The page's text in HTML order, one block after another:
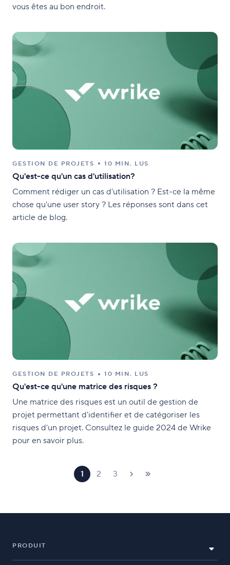
vous êtes au bon endroit.
GESTION DE PROJETS 10 MIN. LUS
Qu'est-ce qu'un cas d'utilisation?
Comment rédiger un cas d'utilisation ? Est-ce la même
chose qu'une user story ? Les réponses sont dans cet
article de blog.
GESTION DE PROJETS 10 MIN. LUS
Qu'est-ce qu'une matrice des risques ?
Une matrice des risques est un outil de gestion de
projet permettant d'identifier et de catégoriser les
risques d'un projet. Consultez le guide 2024 de Wrike
pour en savoir plus.
1 2 3
PRODUIT